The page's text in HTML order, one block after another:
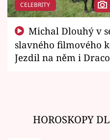
CELEBRITY
slavného filmového
Jezdil na něm i
HOROSKOPY